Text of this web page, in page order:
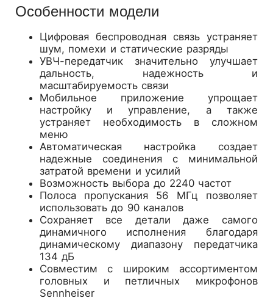
Особенности модели
Цифровая беспроводная связь устраняет
шум, помехи и статические разряды
УВЧ-передатчик значительно улучшает
дальность, надежность и
масштабируемость связи
Мобильное приложение упрощает
настройку и управление, а также
устраняет необходимость в сложном
меню
Автоматическая настройка создает
надежные соединения с минимальной
затратой времени и усилий
Возможность выбора до 2240 частот
Полоса пропускания 56 МГц позволяет
использовать до 90 каналов
Сохраняет все детали даже самого
динамичного исполнения благодаря
динамическому диапазону передатчика
134 дБ
Совместим с широким ассортиментом
головных и петличных микрофонов
Sennheiser